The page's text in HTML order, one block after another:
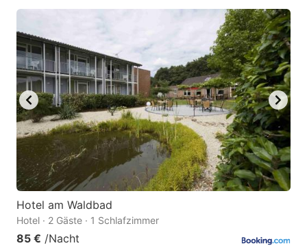
Hotel am Waldbad
Hotel · 2 Gäste · 1 Schlafzimmer
85 € /Nacht